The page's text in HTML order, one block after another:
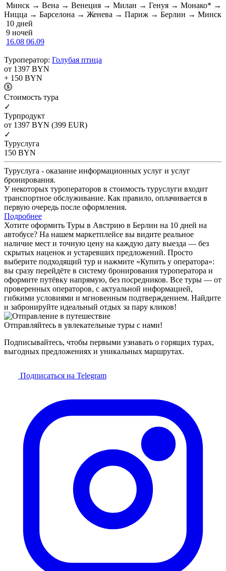
Минск → Вена → Венеция → Милан → Генуя → Монако* →
Ницца → Барселона → Женева → Париж → Берлин → Минск
10 дней
9 ночей
16.08 06.09
Туроператор: Голубая птица
от 1397 BYN
+ 150 BYN
Cтоимость тура
✓
Турпродукт
от 1397 BYN (399 EUR)
✓
Туруслуга
150 BYN
Туруслуга - оказание информационных услуг и услуг
бронирования.
У некоторых туроператоров в стоимость туруслуги входит
транспортное обслуживание. Как правило, оплачивается в
первую очередь после оформления.
Подробнее
Хотите оформить Туры в Австрию в Берлин на 10 дней на
автобусе? На нашем маркетплейсе вы видите реальное
наличие мест и точную цену на каждую дату выезда — без
скрытых наценок и устаревших предложений. Просто
выберите подходящий тур и нажмите «Купить у оператора»:
вы сразу перейдёте в систему бронирования туроператора и
оформите путёвку напрямую, без посредников. Все туры — от
проверенных операторов, с актуальной информацией,
гибкими условиями и мгновенным подтверждением. Найдите
и забронируйте идеальный отдых за пару кликов!
Отправляйтесь в увлекательные туры с нами!
Подписывайтесь, чтобы первыми узнавать о горящих турах,
выгодных предложениях и уникальных маршрутах.
Подписаться на Telegram